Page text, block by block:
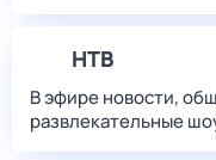
НТВ
В эфире новости,
развлекательные